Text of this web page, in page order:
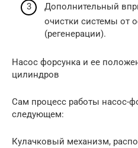
Дополнительный
очистки системы от
(регенерации).
Насос форсунка и ее
цилиндров
Сам процесс работы насос-
следующем:
Кулачковый механизм,